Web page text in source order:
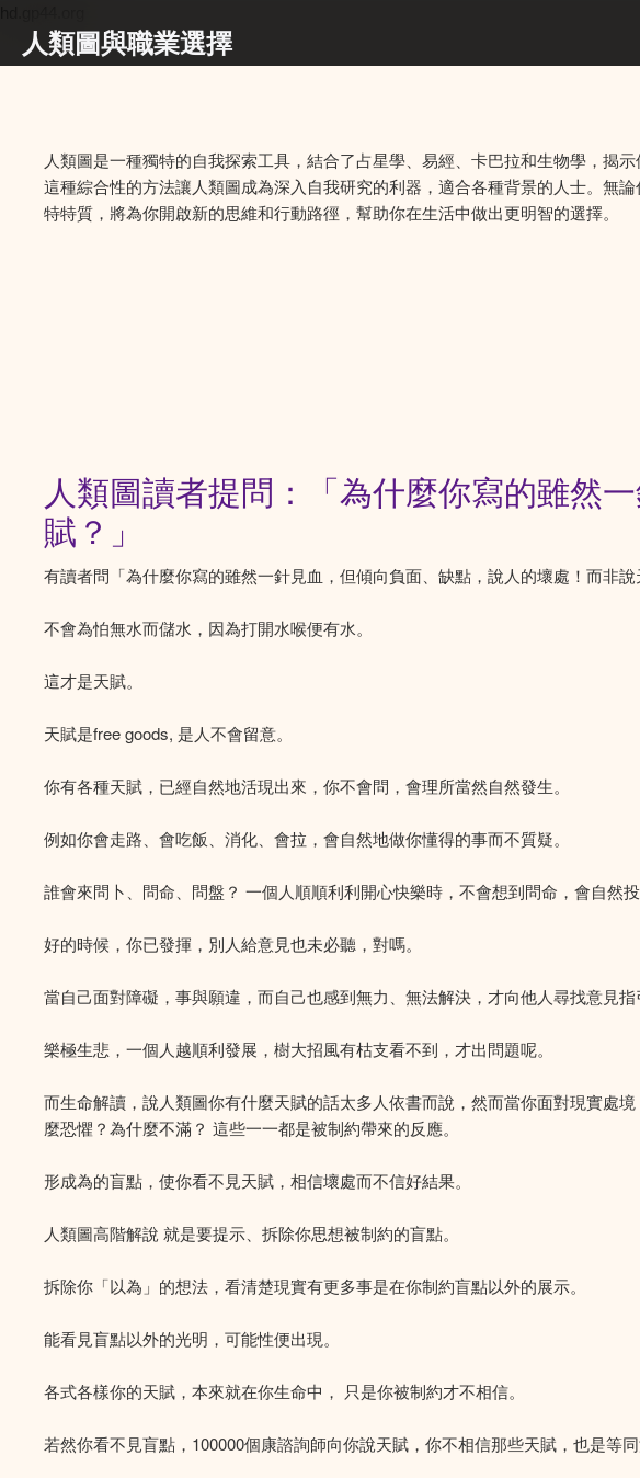
人類圖與職業選擇
人類圖是一種獨特的自我探索工具，結合了占星學、易經、卡巴拉和生物學，揭
這種綜合性的方法讓人類圖成為深入自我研究的利器，適合各種背景的人士。無
特特質，將為你開啟新的思維和行動路徑，幫助你在生活中做出更明智的選擇。
人類圖讀者提問：「為什麼你寫的雖然
賦？」
有讀者問「為什麼你寫的雖然一針見血，但傾向負面、缺點，說人的壞處！而非
不會為怕無水而儲水，因為打開水喉便有水。
這才是天賦。
天賦是free goods, 是人不會留意。
你有各種天賦，已經自然地活現出來，你不會問，會理所當然自然發生。
例如你會走路、會吃飯、消化、會拉，會自然地做你懂得的事而不質疑。
誰會來問卜、問命、問盤？ 一個人順順利利開心快樂時，不會想到問命，會自然投
好的時候，你已發揮，別人給意見也未必聽，對嗎。
當自己面對障礙，事與願違，而自己也感到無力、無法解決，才向他人尋找意見
樂極生悲，一個人越順利發展，樹大招風有枯支看不到，才出問題呢。
而生命解讀，說人類圖你有什麼天賦的話太多人依書而說，然而當你面對現實處
麼恐懼？為什麼不滿？ 這些一一都是被制約帶來的反應。
形成為的盲點，使你看不見天賦，相信壞處而不信好結果。
人類圖高階解說 就是要提示、拆除你思想被制約的盲點。
拆除你「以為」的想法，看清楚現實有更多事是在你制約盲點以外的展示。
能看見盲點以外的光明，可能性便出現。
各式各樣你的天賦，本來就在你生命中， 只是你被制約才不相信。
若然你看不見盲點，100000個康諮詢師向你說天賦，你不相信那些天賦，也是等同